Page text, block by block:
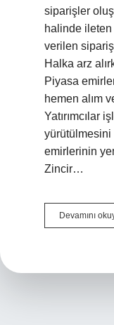
siparişler
halinde
verilen
Halka arz
Piyasa
hemen alım
Yatırımcılar
emirlerinin
Zincir…
Devamını